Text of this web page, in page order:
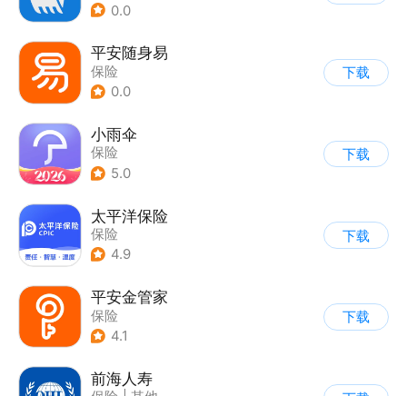
0.0
平安随身易
保险
0.0
下载
小雨伞
保险
5.0
下载
太平洋保险
保险
4.9
下载
平安金管家
保险
4.1
下载
前海人寿